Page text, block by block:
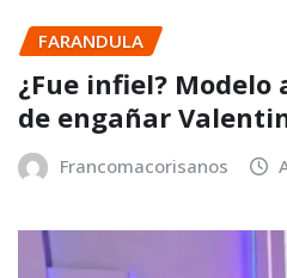
FARANDULA
¿Fue infiel? Modelo
de engañar
Francomacorisanos